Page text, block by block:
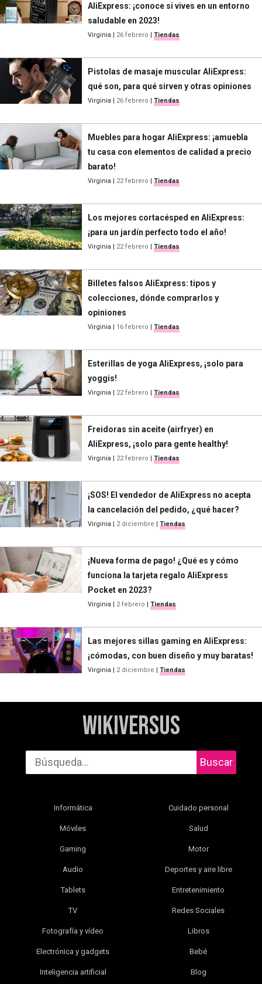
AliExpress: ¡conoce si vives en un entorno
saludable en 2023!
Virginia | 26 febrero | Tiendas
Pistolas de masaje muscular AliExpress:
qué son, para qué sirven y otras opiniones
Virginia | 26 febrero | Tiendas
Muebles para hogar AliExpress: ¡amuebla
tu casa con elementos de calidad a precio
barato!
Virginia | 22 febrero | Tiendas
Los mejores cortacésped en AliExpress:
¡para un jardín perfecto todo el año!
Virginia | 22 febrero | Tiendas
Billetes falsos AliExpress: tipos y
colecciones, dónde comprarlos y
opiniones
Virginia | 16 febrero | Tiendas
Esterillas de yoga AliExpress, ¡solo para
yoggis!
Virginia | 22 febrero | Tiendas
Freidoras sin aceite (airfryer) en
AliExpress, ¡solo para gente healthy!
Virginia | 22 febrero | Tiendas
¡SOS! El vendedor de AliExpress no acepta
la cancelación del pedido, ¿qué hacer?
Virginia | 2 diciembre | Tiendas
¡Nueva forma de pago! ¿Qué es y cómo
funciona la tarjeta regalo AliExpress
Pocket en 2023?
Virginia | 2 febrero | Tiendas
Las mejores sillas gaming en AliExpress:
¡cómodas, con buen diseño y muy baratas!
Virginia | 2 diciembre | Tiendas
WikiVersus
Buscar
Informática
Móviles
Gaming
Audio
Tablets
TV
Fotografía y vídeo
Electrónica y gadgets
Inteligencia artificial
Cuidado personal
Salud
Motor
Deportes y aire libre
Entretenimiento
Redes Sociales
Libros
Bebé
Blog